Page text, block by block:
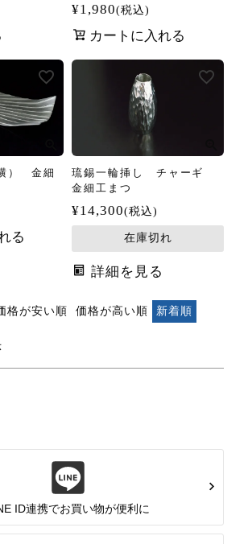
¥1,980 税込
カートに入れる
） 金細
る
琉錫一輪挿し チャーギ
金細工まつ
¥14,300 税込
在庫切れ
詳細を見る
格が安い順 価格が高い順 新着順
ID連携でお買い物が便利に